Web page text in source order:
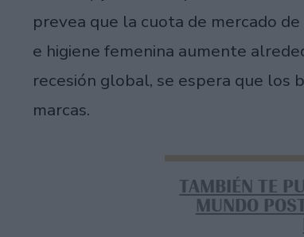
prevea que la cuota de mercado
e higiene femenina aumente
recesión global, se espera que los
marcas.
TAMBIÉN TE
MUNDO